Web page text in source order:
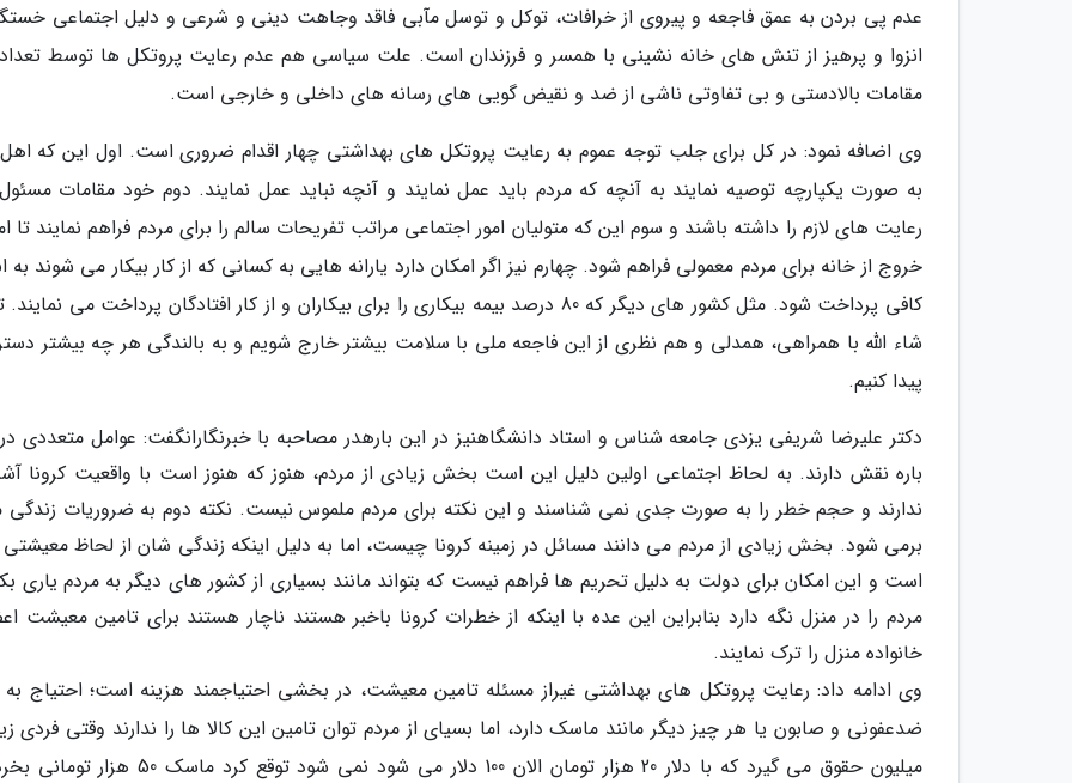
عدم پی بردن به عمق فاجعه و پیروی از خرافات، توکل و توسل مآبی فاقد وجاهت دینی و شرعی و دلیل اجتماعی
انزوا و پرهیز از تنش های خانه نشینی با همسر و فرزندان است. علت سیاسی هم عدم رعایت پروتکل ها توسط
مقامات بالادستی و بی تفاوتی ناشی از ضد و نقیض گویی های رسانه های داخلی و خارجی است.
وی اضافه نمود: در کل برای جلب توجه عموم به رعایت پروتکل های بهداشتی چهار اقدام ضروری است. اول این که
به صورت یکپارچه توصیه نمایند به آنچه که مردم باید عمل نمایند و آنچه نباید عمل نمایند. دوم خود مقامات
رعایت های لازم را داشته باشند و سوم این که متولیان امور اجتماعی مراتب تفریحات سالم را برای مردم فراهم نمایند تا
خروج از خانه برای مردم معمولی فراهم شود. چهارم نیز اگر امکان دارد یارانه هایی به کسانی که از کار بیکار می شوند به
کافی پرداخت شود. مثل کشور های دیگر که 80 درصد بیمه بیکاری را برای بیکاران و از کار افتادگان پرداخت می
شاء الله با همراهی، همدلی و هم نظری از این فاجعه ملی با سلامت بیشتر خارج شویم و به بالندگی هر چه بیشتر
پیدا کنیم.
دکتر علیرضا شریفی یزدی جامعه شناس و استاد دانشگاهنیز در این بارهدر مصاحبه با خبرنگارانگفت: عوامل متعددی
باره نقش دارند. به لحاظ اجتماعی اولین دلیل این است بخش زیادی از مردم، هنوز که هنوز است با واقعیت کرونا
ندارند و حجم خطر را به صورت جدی نمی شناسند و این نکته برای مردم ملموس نیست. نکته دوم به ضروریات زندگی
برمی شود. بخش زیادی از مردم می دانند مسائل در زمینه کرونا چیست، اما به دلیل اینکه زندگی شان از لحاظ
است و این امکان برای دولت به دلیل تحریم ها فراهم نیست که بتواند مانند بسیاری از کشور های دیگر به مردم یاری
مردم را در منزل نگه دارد بنابراین این عده با اینکه از خطرات کرونا باخبر هستند ناچار هستند برای تامین معیشت
خانواده منزل را ترک نمایند.
وی ادامه داد: رعایت پروتکل های بهداشتی غیراز مسئله تامین معیشت، در بخشی احتیاجمند هزینه است؛ احتیاج به
ضدعفونی و صابون یا هر چیز دیگر مانند ماسک دارد، اما بسیای از مردم توان تامین این کالا ها را ندارند وقتی فردی
میلیون حقوق می گیرد که با دلار 20 هزار تومان الان 100 دلار می شود نمی شود توقع کرد